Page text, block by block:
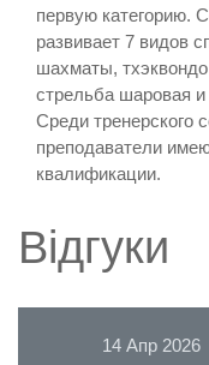
первую категорию.
развивает 7 видов
шахматы,
стрельба шаровая и
Среди
преподаватели
квалификации.
Відгуки
14 Апр 2026